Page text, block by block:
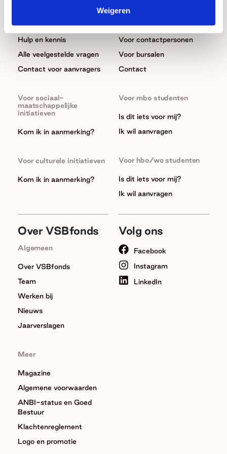
Weigeren
Aanvragen
Hulp en kennis
Alle veelgestelde vragen
Contact voor aanvragers
Voor sociaal-
maatschappelijke
initiatieven
Kom ik in aanmerking?
Voor culturele initiatieven
Kom ik in aanmerking?
In het kort
Hulp en kennis
Voor contactpersonen
Voor bursalen
Contact
Voor mbo studenten
Is dit iets voor mij?
Ik wil aanvragen
Voor hbo/wo studenten
Is dit iets voor mij?
Ik wil aanvragen
Over VSBfonds
Algemeen
Over VSBfonds
Team
Werken bij
Nieuws
Jaarverslagen
Meer
Magazine
Algemene voorwaarden
ANBI-status en Goed
Bestuur
Klachtenreglement
Logo en promotie
Volg ons
Facebook
Instagram
LinkedIn